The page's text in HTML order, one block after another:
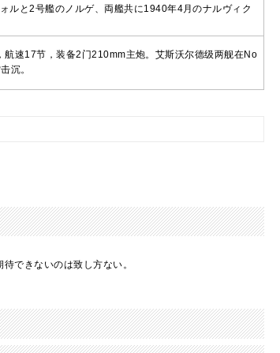
ルと2号艦のノルゲ、両艦共に1940年4月のナルヴィク
速17节，装备2门210mm主炮。艾斯沃尔德级两舰在No
沉。
できないのは致し方ない。